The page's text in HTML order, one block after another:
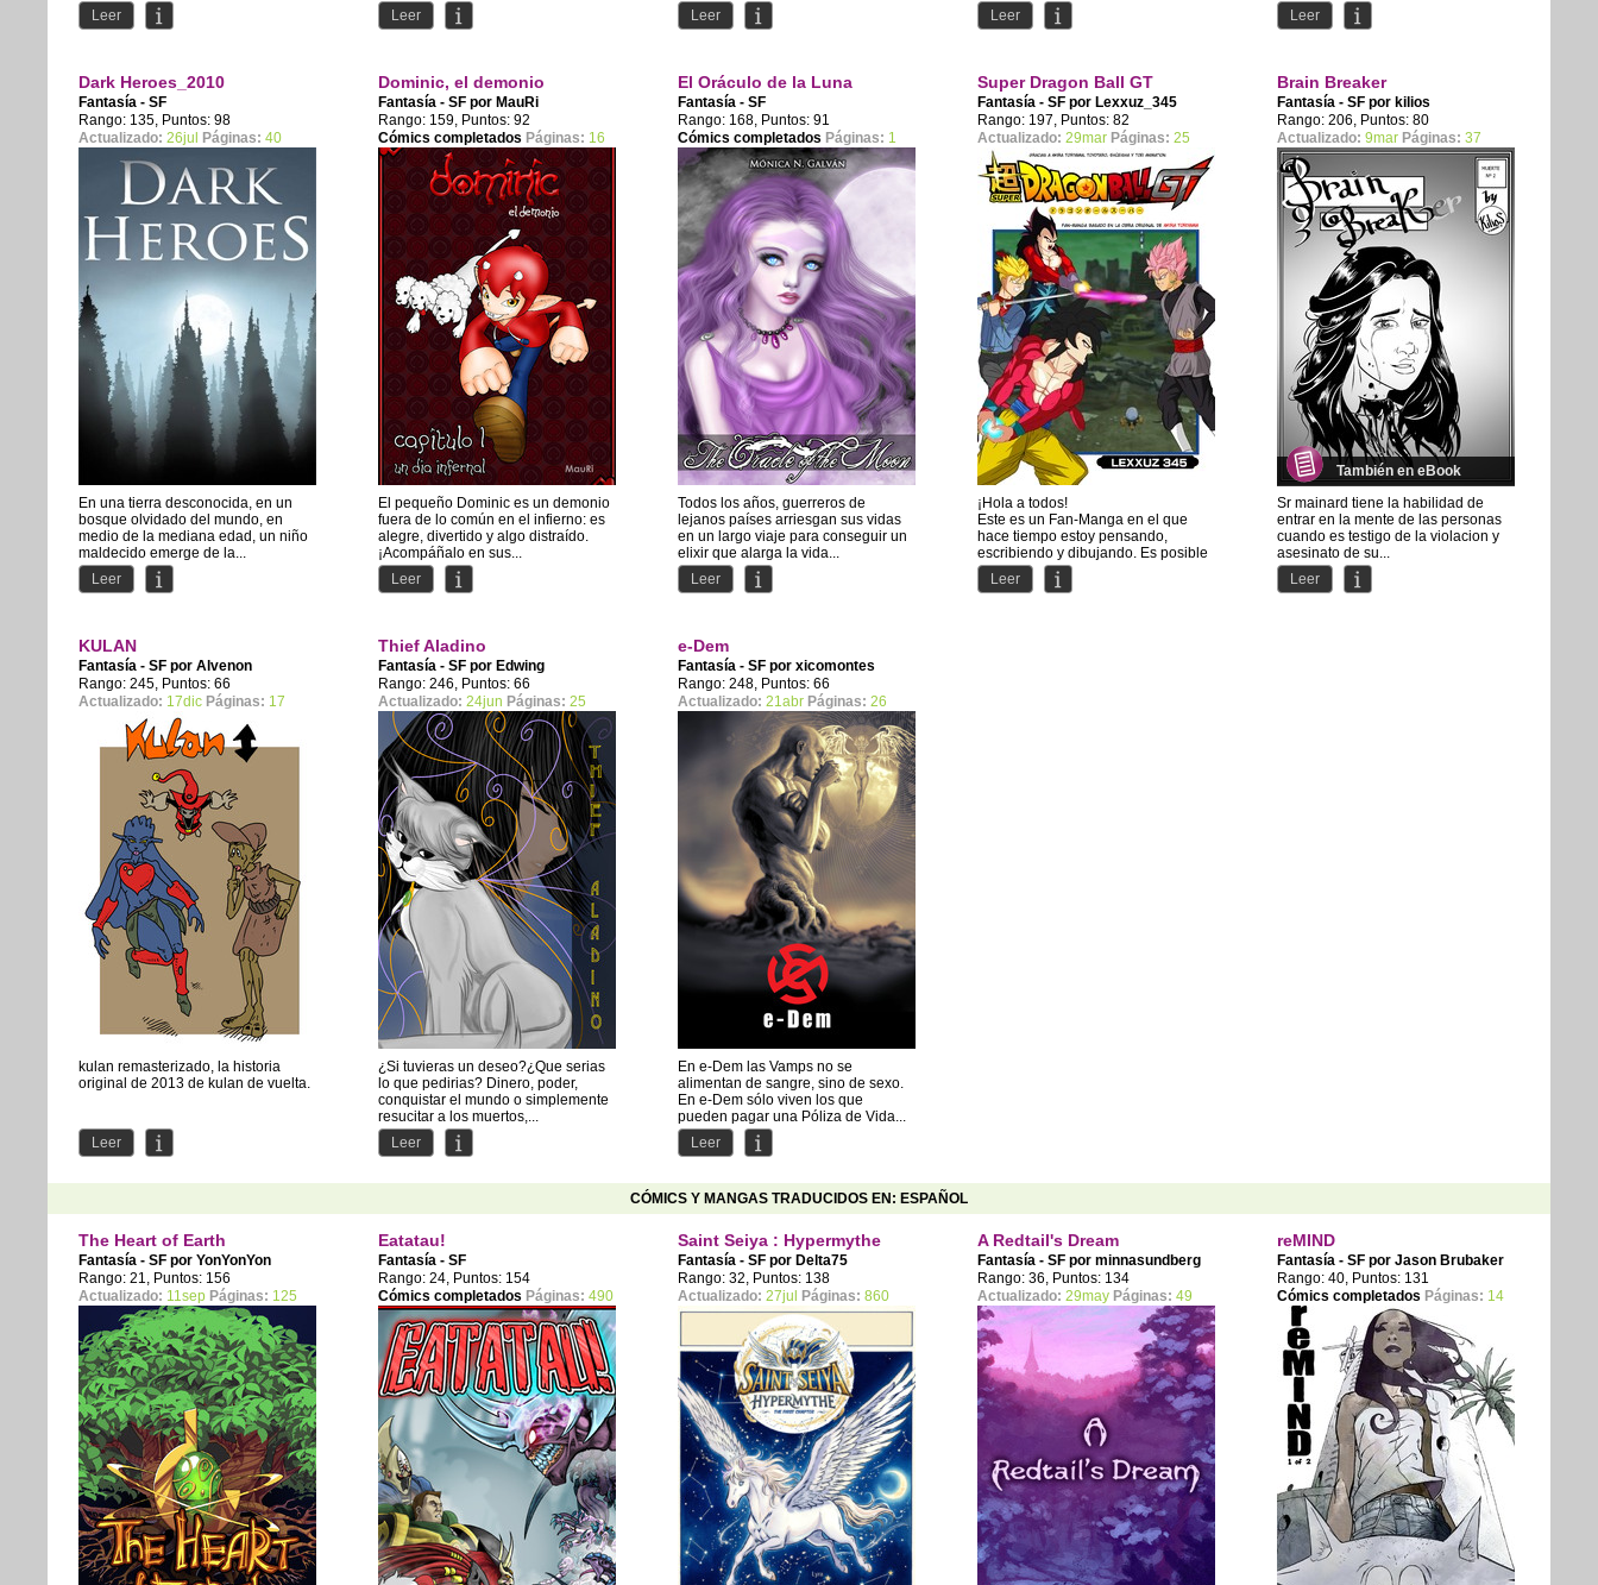
Leer
Leer
Leer
Leer
Leer
Dark Heroes_2010
Fantasía - SF
Rango: 135, Puntos: 98
Actualizado: 26jul Páginas: 40
En una tierra desconocida, en un
bosque olvidado del mundo, en
medio de la mediana edad, un niño
maldecido emerge de la...
Leer
Dominic, el demonio
Fantasía - SF por MauRi
Rango: 159, Puntos: 92
Cómics completados Páginas: 16
El pequeño Dominic es un demonio
fuera de lo común en el infierno: es
alegre, divertido y algo distraído.
¡Acompáñalo en sus...
Leer
El Oráculo de la Luna
Fantasía - SF
Rango: 168, Puntos: 91
Cómics completados Páginas: 1
Todos los años, guerreros de
lejanos países arriesgan sus vidas
en un largo viaje para conseguir un
elixir que alarga la vida...
Leer
Super Dragon Ball GT
Fantasía - SF por Lexxuz_345
Rango: 197, Puntos: 82
Actualizado: 29mar Páginas: 25
¡Hola a todos!
Este es un Fan-Manga en el que
hace tiempo estoy pensando,
escribiendo y dibujando. Es posible
que noten...
Leer
Brain Breaker
Fantasía - SF por kilios
Rango: 206, Puntos: 80
Actualizado: 9mar Páginas: 37
También en eBook
Sr mainard tiene la habilidad de
entrar en la mente de las personas
cuando es testigo de la violacion y
asesinato de su...
Leer
KULAN
Fantasía - SF porAlvenon
Rango: 245, Puntos: 66
Actualizado: 17dic Páginas: 17
kulan remasterizado, la historia
original de 2013 de kulan de vuelta.
Leer
Thief Aladino
Fantasía - SF por Edwing
Rango: 246, Puntos: 66
Actualizado: 24jun Páginas: 25
¿Si tuvieras un deseo?¿Que serias
lo que pedirias? Dinero, poder,
conquistar el mundo o simplemente
resucitar a los muertos,...
Leer
e-Dem
Fantasía - SF porxicomontes
Rango: 248, Puntos: 66
Actualizado: 21abr Páginas: 26
En e-Dem las Vamps no se
alimentan de sangre, sino de sexo.
En e-Dem sólo viven los que
pueden pagar una Póliza de Vida...
Leer
CÓMICS Y MANGAS TRADUCIDOS EN: ESPAÑOL
The Heart of Earth
Fantasía - SF porYonYonYon
Rango: 21, Puntos: 156
Actualizado: 11sep Páginas: 125
Eatatau!
Fantasía - SF
Rango: 24, Puntos: 154
Cómics completados Páginas: 490
Saint Seiya : Hypermythe
Fantasía - SF por Delta75
Rango: 32, Puntos: 138
Actualizado: 27jul Páginas: 860
A Redtail's Dream
Fantasía - SF porminnasundberg
Rango: 36, Puntos: 134
Actualizado: 29may Páginas: 49
reMIND
Fantasía - SF porJason Brubaker
Rango: 40, Puntos: 131
Cómics completados Páginas: 14